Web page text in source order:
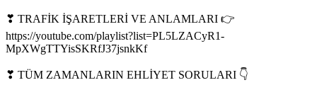
❣ TRAFİK İŞARETLERİ VE ANLAMLARI 👉
https://youtube.com/playlist?list=PL5LZACyR1-
MpXWgTTYisSKRfJ37jsnkKf
❣ TÜM ZAMANLARIN EHLİYET SORULARI 👇